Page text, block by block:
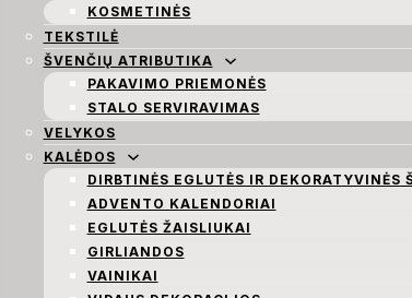
KOSMETINĖS
TEKSTILĖ
ŠVENČIŲ ATRIBUTIKA
PAKAVIMO PRIEMONĖS
STALO SERVIRAVIMAS
VELYKOS
KALĖDOS
DIRBTINĖS EGLUTĖS IR DEKORATYVINĖS
ADVENTO KALENDORIAI
EGLUTĖS ŽAISLIUKAI
GIRLIANDOS
VAINIKAI